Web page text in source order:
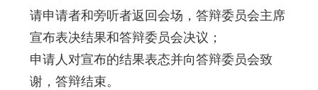
请申请者和旁听者返回会场，答辩委员会主席
宣布表决结果和答辩委员会决议；
申请人对宣布的结果表态并向答辩委员会致
谢，答辩结束。